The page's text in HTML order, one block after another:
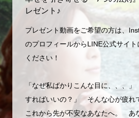
レゼント♪
プレゼント動画をご希望の方は、
のプロフィールからLINE公式サイ
ください！
「なぜ私ばかりこんな目に、、、
すればいいの？」 そんな心が疲れ
これから先が不安なあなたへ。 あ